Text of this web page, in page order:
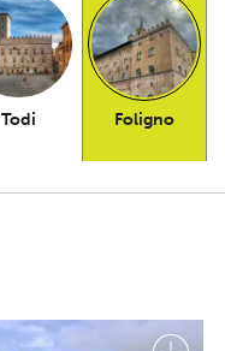
Todi Foligno